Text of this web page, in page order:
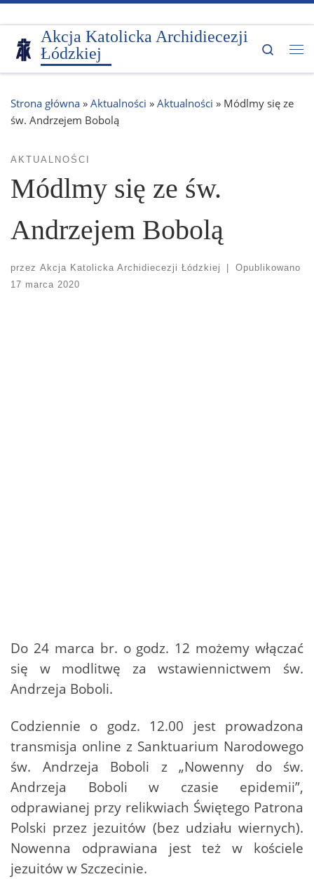
Przejdź do treści
Akcja Katolicka Archidiecezji
Łódzkiej
Search
Strona główna » Aktualności » Aktualności » Módlmy się ze
św. Andrzejem Bobolą
AKTUALNOŚCI
Módlmy się ze św.
Andrzejem Bobolą
przez Akcja Katolicka Archidiecezji Łódzkiej
Opublikowano
17 marca 2020
Do 24 marca br. o godz. 12 możemy włączać
się w modlitwę za wstawiennictwem św.
Andrzeja Boboli.
Codziennie o godz. 12.00 jest prowadzona
transmisja online z Sanktuarium Narodowego
św. Andrzeja Boboli z „Nowenny do św.
Andrzeja Boboli w czasie epidemii”,
odprawianej przy relikwiach Świętego Patrona
Polski przez jezuitów (bez udziału wiernych).
Nowenna odprawiana jest też w kościele
jezuitów w Szczecinie.